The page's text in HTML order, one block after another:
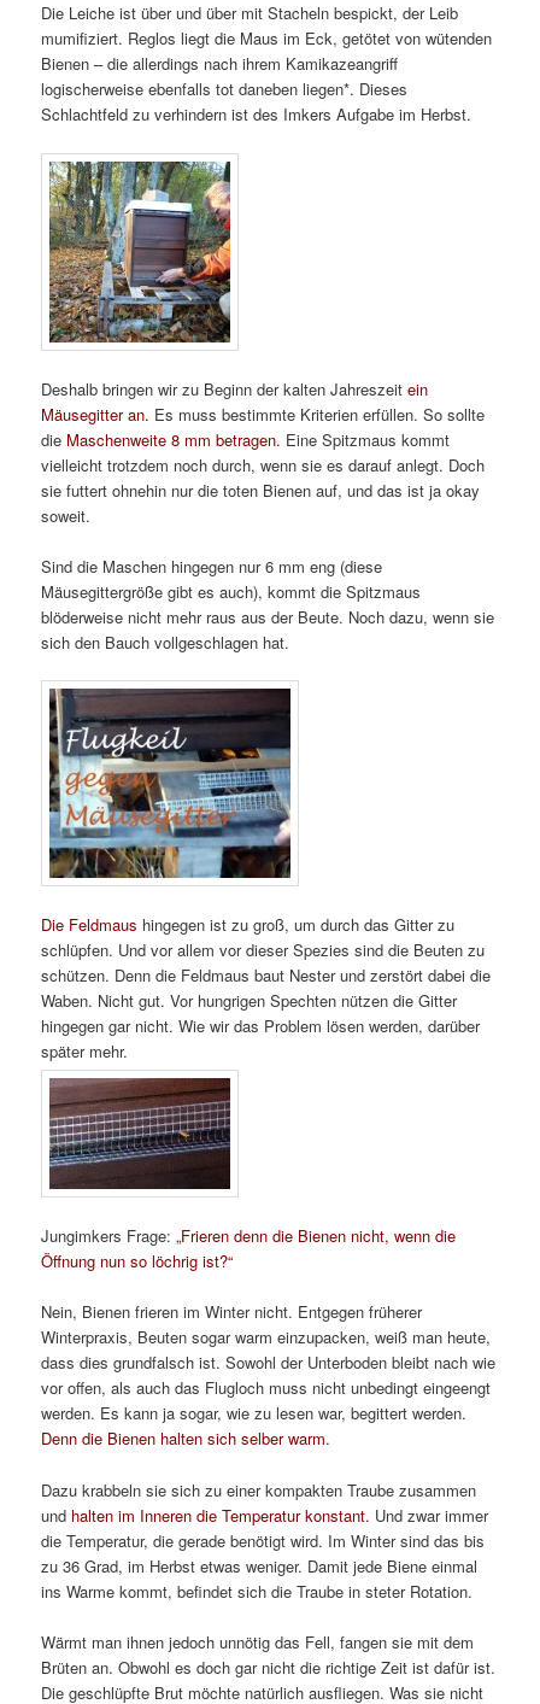
Die Leiche ist über und über mit Stacheln bespickt, der Leib
mumifiziert. Reglos liegt die Maus im Eck, getötet von wütenden
Bienen – die allerdings nach ihrem Kamikazeangriff
logischerweise ebenfalls tot daneben liegen*. Dieses
Schlachtfeld zu verhindern ist des Imkers Aufgabe im Herbst.
Deshalb bringen wir zu Beginn der kalten Jahreszeitein
Mäusegitter an. Es muss bestimmte Kriterien erfüllen. So sollte
die Maschenweite 8 mm betragen. Eine Spitzmaus kommt
vielleicht trotzdem noch durch, wenn sie es darauf anlegt. Doch
sie futtert ohnehin nur die toten Bienen auf, und das ist ja okay
soweit.
Sind die Maschen hingegen nur 6 mm eng (diese
Mäusegittergröße gibt es auch), kommt die Spitzmaus
blöderweise nicht mehr raus aus der Beute. Noch dazu, wenn sie
sich den Bauch vollgeschlagen hat.
Die Feldmaus hingegen ist zu groß, um durch das Gitter zu
schlüpfen. Und vor allem vor dieser Spezies sind die Beuten zu
schützen. Denn die Feldmaus baut Nester und zerstört dabei die
Waben. Nicht gut. Vor hungrigen Spechten nützen die Gitter
hingegen gar nicht. Wie wir das Problem lösen werden, darüber
später mehr.
Jungimkers Frage:„Frieren denn die Bienen nicht, wenn die
Öffnung nun so löchrig ist?“
Nein, Bienen frieren im Winter nicht. Entgegen früherer
Winterpraxis, Beuten sogar warm einzupacken, weiß man heute,
dass dies grundfalsch ist. Sowohl der Unterboden bleibt nach wie
vor offen, als auch das Flugloch muss nicht unbedingt eingeengt
werden. Es kann ja sogar, wie zu lesen war, begittert werden.
Denn die Bienen halten sich selber warm.
Dazu krabbeln sie sich zu einer kompakten Traube zusammen
und halten im Inneren die Temperatur konstant. Und zwar immer
die Temperatur, die gerade benötigt wird. Im Winter sind das bis
zu 36 Grad, im Herbst etwas weniger. Damit jede Biene einmal
ins Warme kommt, befindet sich die Traube in steter Rotation.
Wärmt man ihnen jedoch unnötig das Fell, fangen sie mit dem
Brüten an. Obwohl es doch gar nicht die richtige Zeit ist dafür ist.
Die geschlüpfte Brut möchte natürlich ausfliegen. Was sie nicht